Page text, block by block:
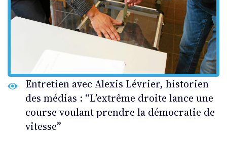
Entretien avec Alexis Lévrier, historien
des médias : “L’extrême droite lance une
course voulant prendre la démocratie de
vitesse”